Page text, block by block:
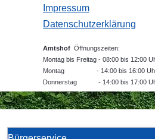
Impressum
Datenschutzerklärung
Amtshof Öffnungszeiten:
Montag bis Freitag - 08:00 bis 12:00
Montag - 14:00 bis 16:00
Donnerstag - 14:00 bis 17:00